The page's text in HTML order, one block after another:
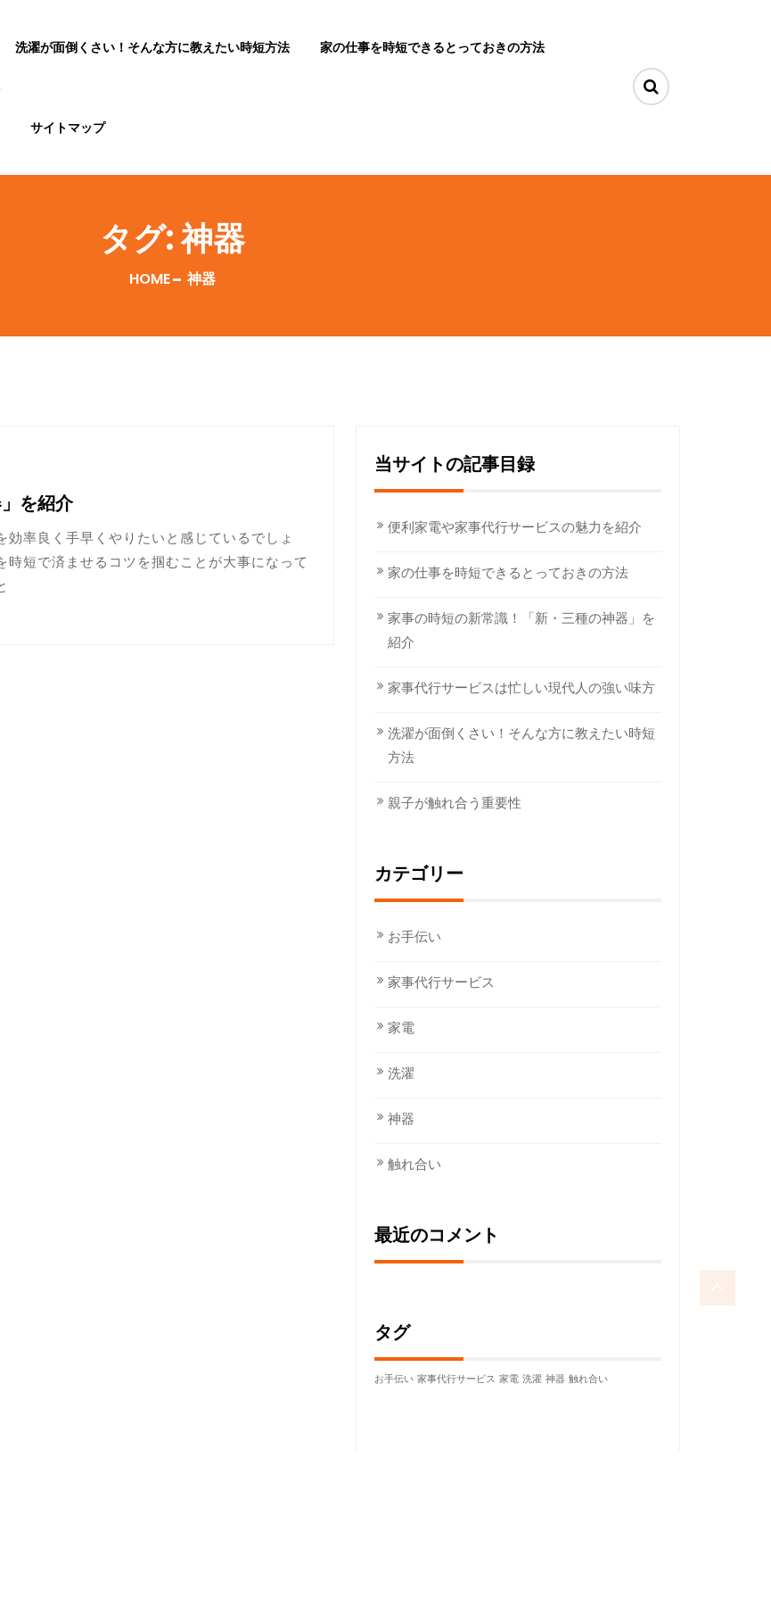
洗濯が面倒くさい！そんな方に教えたい時短方法 家の仕事を時短できるとっておきの方法
サイトマップ
タグ:神器
HOME 神器
を紹介
率良く手早くやりたいと感じているでしょ
短で済ませるコツを掴むことが大事になって
当サイトの記事目録
便利家電や家事代行サービスの魅力を紹介
家の仕事を時短できるとっておきの方法
家事の時短の新常識！「新・三種の神器」を
紹介
家事代行サービスは忙しい現代人の強い味方
洗濯が面倒くさい！そんな方に教えたい時短
方法
親子が触れ合う重要性
カテゴリー
お手伝い
家事代行サービス
家電
洗濯
神器
触れ合い
最近のコメント
タグ
お手伝い 家事代行サービス 家電 洗濯 神器 触れ合い